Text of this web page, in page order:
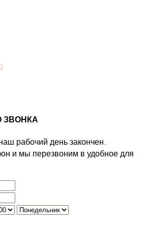
ЗВОНКА
рабочий день закончен.
и мы перезвоним в удобное для